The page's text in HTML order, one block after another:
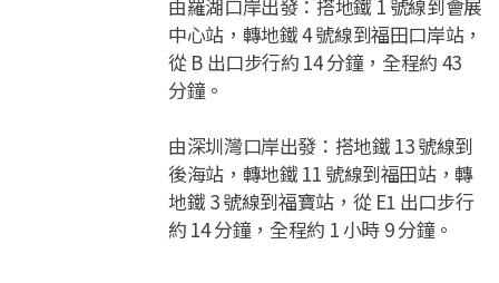
由羅湖口岸出發：搭地鐵 1 號線到會展
中心站，轉地鐵 4 號線到福田口岸站，
從 B 出口步行約 14 分鐘，全程約 43
分鐘。
由深圳灣口岸出發：搭地鐵 13 號線到
後海站，轉地鐵 11 號線到福田站，轉
地鐵 3 號線到福寶站，從 E1 出口步行
約 14 分鐘，全程約 1 小時 9 分鐘。